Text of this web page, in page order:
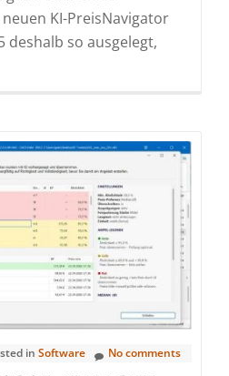
KI-PreisNavigator
deshalb so ausgelegt,
in Software No comments